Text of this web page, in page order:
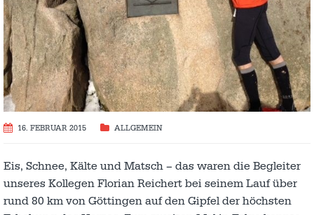
16. FEBRUAR 2015 ALLGEMEIN
Eis, Schnee, Kälte und Matsch – das waren die Begleiter
unseres Kollegen Florian Reichert bei seinem Lauf über
rund 80 km von Göttingen auf den Gipfel der höchsten